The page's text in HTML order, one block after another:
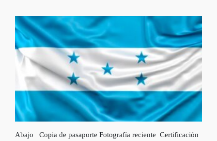
Abajo Copia de pasaporte Fotografía reciente Certificación